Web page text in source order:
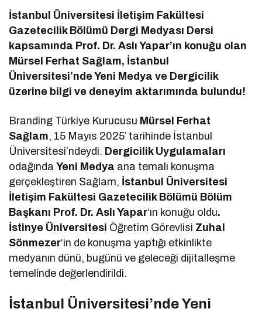
İstanbul Üniversitesi İletişim Fakültesi
Gazetecilik Bölümü Dergi Medyası Dersi
kapsamında Prof. Dr. Aslı Yapar’ın konuğu olan
Mürsel Ferhat Sağlam, İstanbul
Üniversitesi’nde Yeni Medya ve Dergicilik
üzerine bilgi ve deneyim aktarımında bulundu!
Branding Türkiye Kurucusu Mürsel Ferhat
Sağlam, 15 Mayıs 2025′ tarihinde İstanbul
Üniversitesi’ndeydi. Dergicilik Uygulamaları
odağındaYeni Medya ana temalı konuşma
gerçekleştiren Sağlam, İstanbul Üniversitesi
İletişim Fakültesi Gazetecilik Bölümü Bölüm
Başkanı Prof. Dr. Aslı Yapar‘ın konuğu oldu.
İstinye Üniversitesi Öğretim Görevlisi Zuhal
Sönmezer‘in de konuşma yaptığı etkinlikte
medyanın dünü, bugünü ve geleceği dijitalleşme
temelinde değerlendirildi.
İstanbul Üniversitesi’nde Yeni